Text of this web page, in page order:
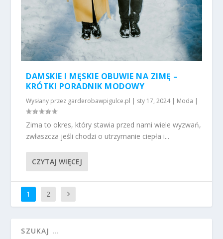
DAMSKIE I MĘSKIE OBUWIE NA ZIMĘ –
KRÓTKI PORADNIK MODOWY
Wysłany przez garderobawpigulce.pl | sty 17, 2024| Moda |
Zima to okres, który stawia przed nami wiele wyzwań,
zwłaszcza jeśli chodzi o utrzymanie ciepła i...
CZYTAJ WIĘCEJ
1 2